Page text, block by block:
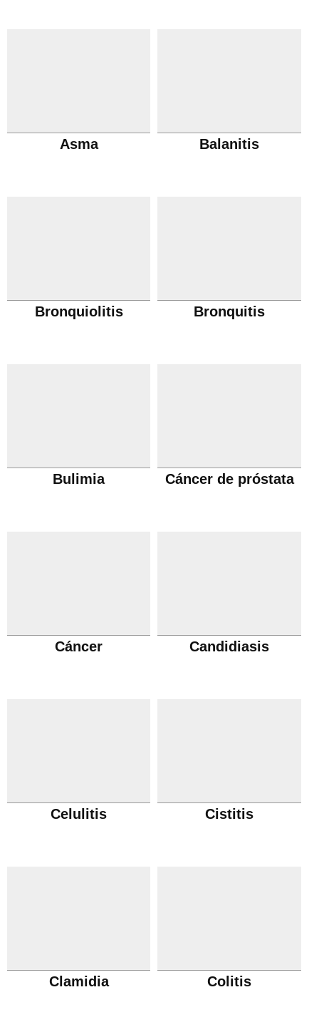
Asma Balanitis
Bronquiolitis Bronquitis
Bulimia Cáncer de próstata
Cáncer Candidiasis
Celulitis Cistitis
Clamidia Colitis